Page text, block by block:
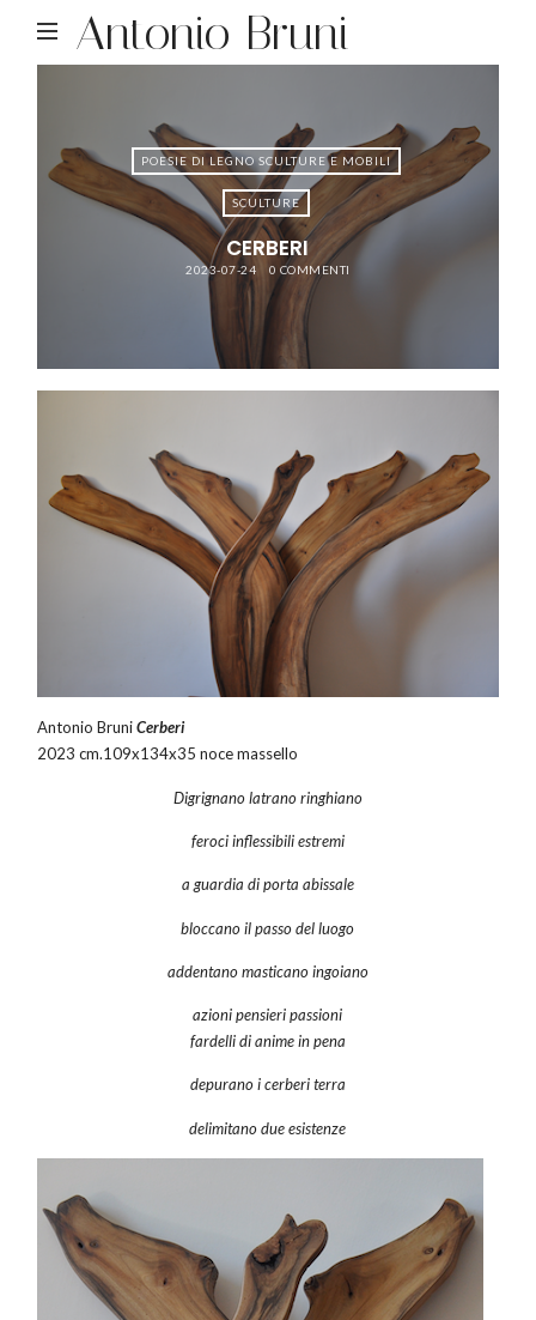
Antonio Bruni
POESIE DI LEGNO SCULTURE E MOBILI
SCULTURE
CERBERI
2023-07-24 0 COMMENTI
Antonio BruniCerberi
2023 cm.109x134x35 noce massello
Digrignano latrano ringhiano
feroci inflessibili estremi
a guardia di porta abissale
bloccano il passo del luogo
addentano masticano ingoiano
azioni pensieri passioni
fardelli di anime in pena
depurano i cerberi terra
delimitano due esistenze